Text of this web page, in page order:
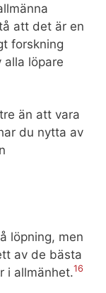
att det är en
forskning
alla löpare
än att vara
du nytta av
löpning, men
av de bästa
i allmänhet.16